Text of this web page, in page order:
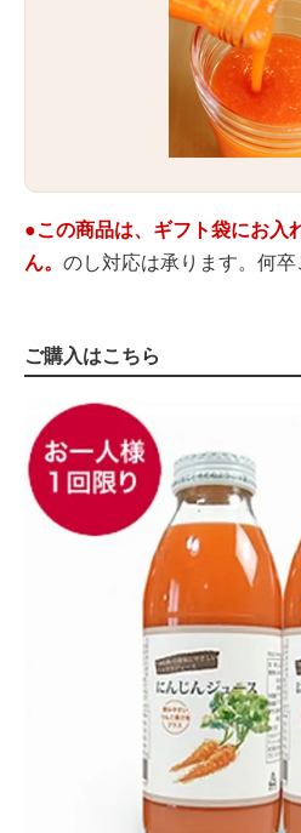
●この商品は、ギフト袋にお入
ん。 のし対応は承ります。何卒
ご購入はこちら